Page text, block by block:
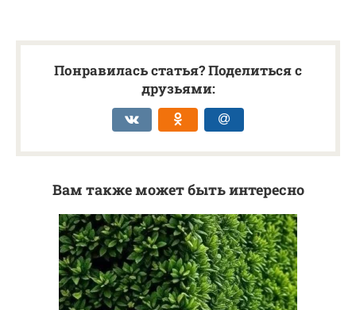
Понравилась статья? Поделиться с
друзьями:
Вам также может быть интересно